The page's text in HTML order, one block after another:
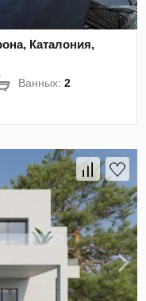
Каталония,
Ванных:2